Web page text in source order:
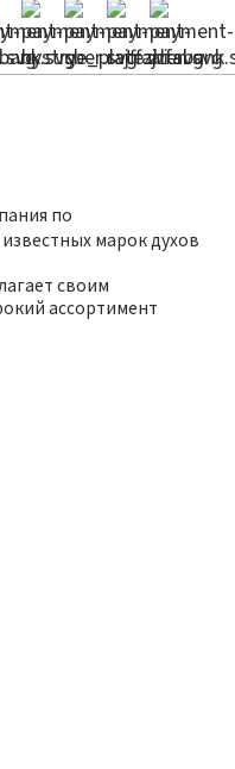
по
марок духов
своим
ассортимент